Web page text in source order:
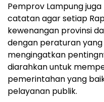
Pemprov Lampung
catatan agar setiap
kewenangan provinsi
dengan peraturan
mengingatkan
diarahkan untuk
pemerintahan yang
pelayanan publik.